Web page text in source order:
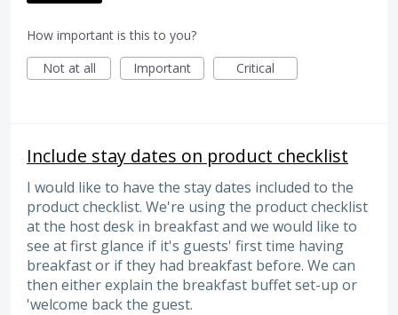
How important is this to you?
Not at all
Important Critical
Include stay dates on product checklist
I would like to have the stay dates included to the
product checklist. We're using the product checklist
at the host desk in breakfast and we would like to
see at first glance if it's guests' first time having
breakfast or if they had breakfast before. We can
then either explain the breakfast buffet set-up or
'welcome back the guest.